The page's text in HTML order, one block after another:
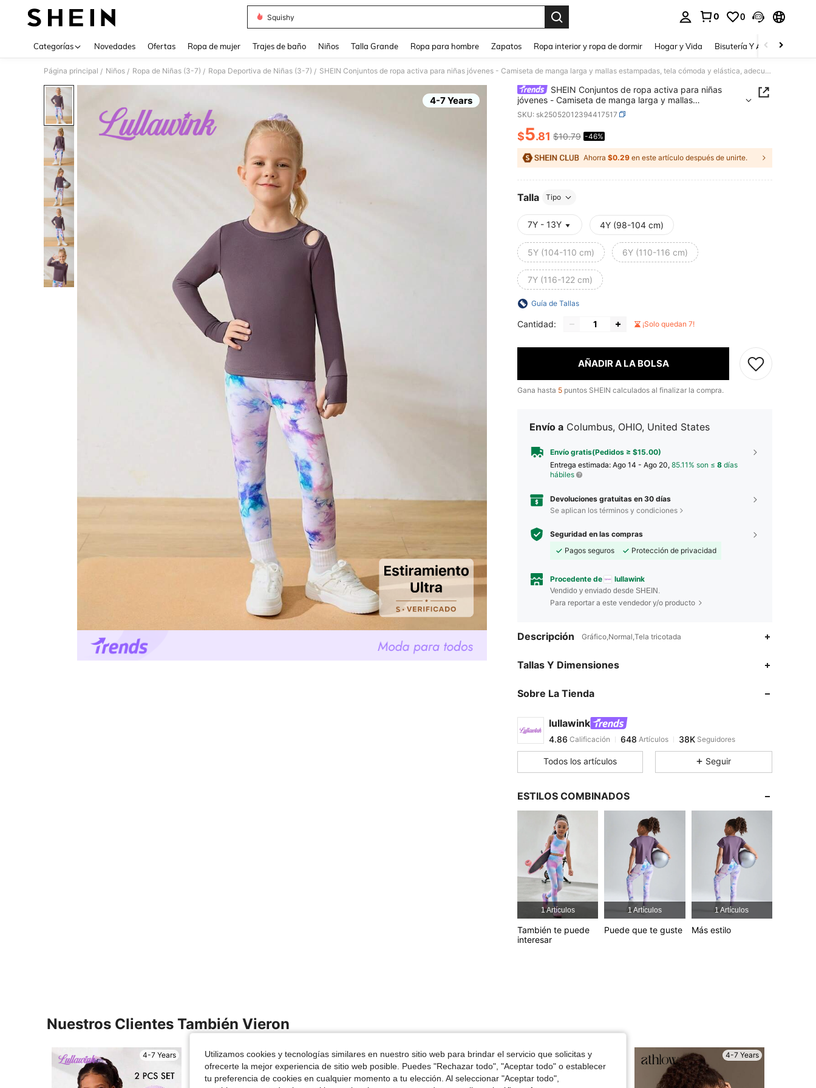
Squishy
0 0
Categorías Novedades Ofertas Ropa de mujer Trajes de baño Niños Talla Grande Ropa para hombre Zapatos Ropa interior y ropa de dormir Hogar y Vida Bisutería Y Accesorios
Página principal / Niños / Ropa de Niñas (3-7) / Ropa Deportiva de Niñas (3-7) / SHEIN Conjuntos de ropa activa para niñas jóvenes - Camiseta de manga larga y mallas estampadas, tela cómoda y elástica, adecuada para todas las estaciones
4-7 Years
SHEIN Conjuntos de ropa activa para niñas
jóvenes - Camiseta de manga larga y mallas
estampadas, tela cómoda y elástica, adecuada para
todas las estaciones
SKU: sk25052012394417517
PRICE AND AVAILABILITY
$5.81 $10.79 -46%
Ahorra $0.29 en este artículo después de unirte.
Talla Tipo
7Y - 13Y 4Y (98-104 cm)
5Y (104-110 cm) 6Y (110-116 cm)
7Y (116-122 cm)
Guía de Tallas
Cantidad: ¡Solo quedan 7!
AÑADIR A LA BOLSA
Gana hasta 5 puntos SHEIN calculados al finalizar la compra.
Envío a Columbus, OHIO, United States
Envío gratis(Pedidos ≥ $15.00)
Entrega estimada: Ago 14 - Ago 20, 85.11% son ≤ 8 días
hábiles
Devoluciones gratuitas en 30 días
Se aplican los términos y condiciones
Seguridad en las compras
Pagos seguros
Protección de privacidad
Procedente de lullawink
Vendido y enviado desde SHEIN.
Para reportar a este vendedor y/o producto
Descripción Gráfico,Normal,Tela tricotada
Tallas Y Dimensiones
Sobre La Tienda
lullawink
4.86
4.86
Calificación 648
m***3pagó Hace 1 día
4.86
4.86 648
4.86 648
4.86 648
Todos los artículos Seguir
ESTILOS COMBINADOS
1 Artículos
También te puede
interesar
1 Artículos
Puede que te guste
1 Artículos
Más estilo
Nuestros Clientes También Vieron
4-7 Years 4-7 Years 4-7 Years 4-7 Years 4-7 Years
Utilizamos cookies y tecnologías similares en nuestro sitio web para brindar el servicio que solicitas y
ofrecerte la mejor experiencia de sitio web posible. Puedes "Rechazar todo", "Aceptar todo" o establecer
tu preferencia de cookies en cualquier momento a tu elección. Al seleccionar "Aceptar todo",